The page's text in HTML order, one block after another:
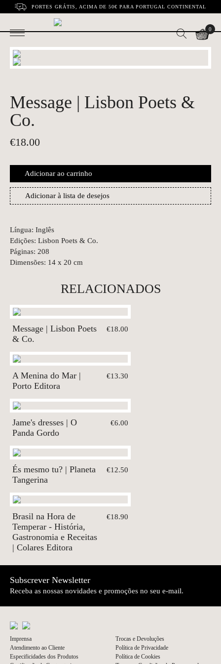
PORTES GRÁTIS, ACIMA DE 50€ PARA PORTUGAL CONTINENTAL
0
Message | Lisbon Poets &
Co.
€18.00
Adicionar ao carrinho
Adicionar à lista de desejos
Língua: Inglês
Edições: Lisbon Poets & Co.
Páginas: 208
Dimensões: 14 x 20 cm
RELACIONADOS
Message | Lisbon Poets
& Co.
€18.00
A Menina do Mar |
Porto Editora
€13.30
Jame's dresses | O
Panda Gordo
€6.00
És mesmo tu? | Planeta
Tangerina
€12.50
Brasil na Hora de
Temperar - História,
Gastronomia e Receitas
| Colares Editora
€18.90
Subscrever Newsletter
Receba as nossas novidades e promoções no seu e-mail.
Imprensa
Atendimento ao Cliente
Especificidades dos Produtos
Trocas e Devoluções
Política de Privacidade
Política de Cookies